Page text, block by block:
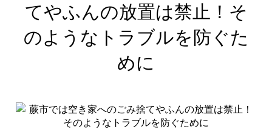
てやふんの放置は禁止！そ
のようなトラブルを防ぐた
めに